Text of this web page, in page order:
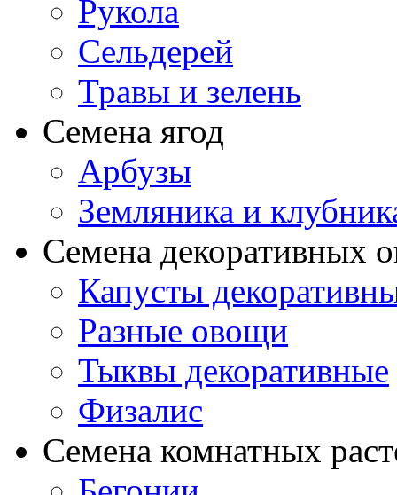
Рукола
Сельдерей
Травы и зелень
Семена ягод
Арбузы
Земляника и
Семена декоративных
Капусты
Разные овощи
Тыквы декоративные
Физалис
Семена комнатных